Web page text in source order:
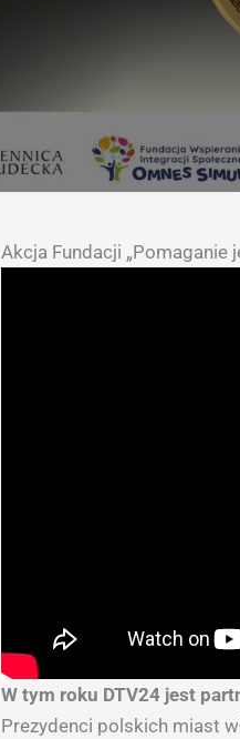
Akcja Fundacji „Pomaganie
W tym roku DTV24 jest
Prezydenci polskich miast